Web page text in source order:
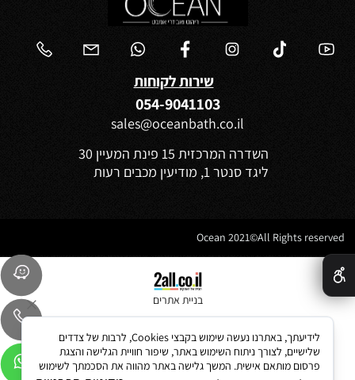
שירות לקוחות
054-9041103
sales@oceanbath.co.il
השדרה המרכזית 15 פינת המעיין 30
ליגד סנטר 1, מודיעין מכבים רעות
בניית אתרים
לידיעתך, באתרנו נעשה שימוש בקבצי Cookies, לרבות של צדדים
שלישיים, לצורך ניתוח השימוש באתר, שיפור חוויית הגלישה והצגת
פרסום מותאם אישית. המשך גלישה באתר מהווה את הסכמתך לשימוש